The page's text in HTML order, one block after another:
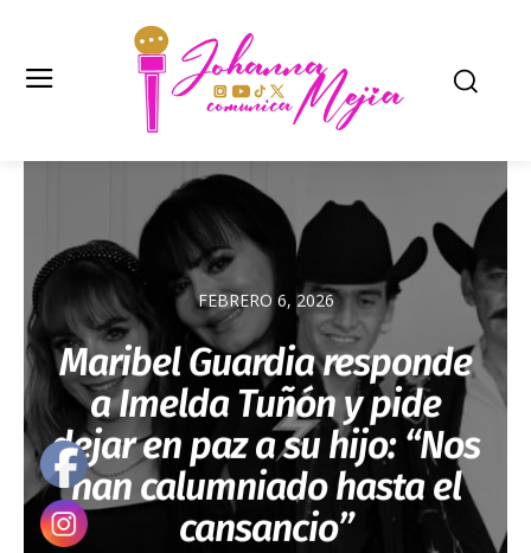
FEBRERO 6, 2026
Maribel Guardia responde
a Imelda Tuñón y pide
dejar en paz a su hijo: “Nos
han calumniado hasta el
cansancio”